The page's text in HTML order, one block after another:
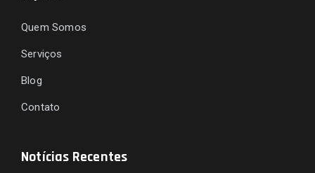
Quem Somos
Serviços
Blog
Contato
Notícias Recentes